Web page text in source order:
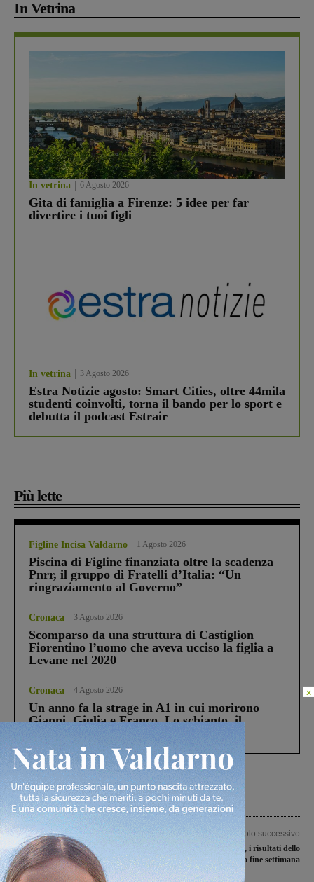
In Vetrina
In vetrina 6 Agosto 2026
Gita di famiglia a Firenze: 5 idee per far
divertire i tuoi figli
In vetrina 3 Agosto 2026
Estra Notizie agosto: Smart Cities, oltre 44mila
studenti coinvolti, torna il bando per lo sport e
debutta il podcast Estrair
Più lette
Figline Incisa Valdarno 1 Agosto 2026
Piscina di Figline finanziata oltre la scadenza
Pnrr, il gruppo di Fratelli d’Italia: “Un
ringraziamento al Governo”
Cronaca 3 Agosto 2026
Scomparso da una struttura di Castiglion
Fiorentino l’uomo che aveva ucciso la figlia a
Levane nel 2020
Cronaca 4 Agosto 2026
Un anno fa la strage in A1 in cui morirono
Gianni, Giulia e Franco. Lo schianto, il
Articolo precedente
Nuovo ponte sull’Arno. Confermata
la realizzazione della bretella Coste-
Casello
Articolo successivo
Minirugby Valdarno, i risultati dello
scorso fine settimana
×